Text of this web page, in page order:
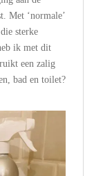
Met ‘normale’
sterke
ik met dit
een zalig
bad en toilet?